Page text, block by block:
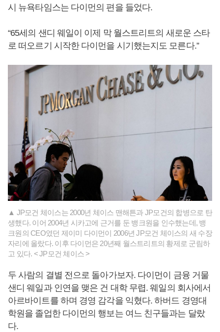
시 뉴욕타임스는 다이먼의 편을 들었다.
“65세의 샌디 웨일이 이제 막 월스트리트의 새로운 스타
로 떠오르기 시작한 다이먼을 시기했는지도 모른다.”
▲ JP모건 체이스는 2000년 체이스 맨해튼과 JP모건의 합병으로 탄
생했다. 이어 2004년 시카고에 근거를 둔 뱅크원을 인수했는데, 뱅
크원의 CEO였던 제이미 다이먼이 2006년 JP모건 체이스의 새 수장
자리에 올랐다. 이후 다이먼은 20년째 월스트리트의 황제로 군림하
고 있다. < JP모건 체이스 >
두 사람의 결별 전으로 돌아가보자. 다이먼이 금융 거물
샌디 웨일과 인연을 맺은 건 대학 무렵. 웨일의 회사에서
아르바이트를 하며 경영 감각을 익혔다. 하버드 경영대
학원을 졸업한 다이먼의 행보는 여느 친구들과는 달랐
다.